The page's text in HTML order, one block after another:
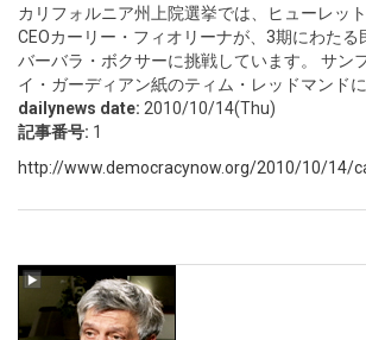
カリフォルニア州上院選挙では、ヒューレッ
CEOカーリー・フィオリーナが、3期にわたる
バーバラ・ボクサーに挑戦しています。 サン
イ・ガーディアン紙のティム・レッドマンドに
dailynews date: 2010/10/14(Thu)
記事番号: 1
http://www.democracynow.org/2010/10/14/